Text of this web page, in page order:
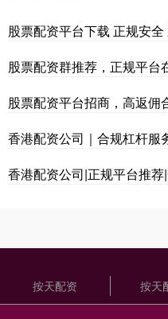
股票配资平台下载 正规安全
股票配资群推荐，正规平台
股票配资平台招商，高返佣
香港配资公司｜合规杠杆服
香港配资公司|正规平台推
按天配资 按天